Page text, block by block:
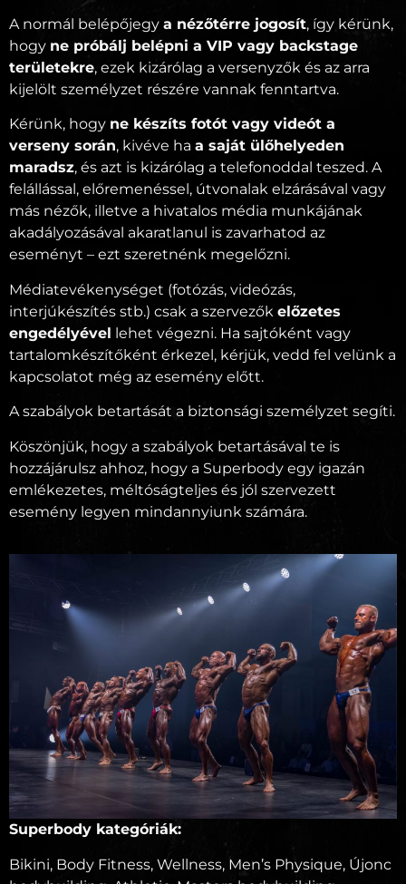
A normál belépőjegy a nézőtérre jogosít, így kérünk,
hogy ne próbálj belépni a VIP vagy backstage
területekre, ezek kizárólag a versenyzők és az arra
kijelölt személyzet részére vannak fenntartva.
Kérünk, hogy ne készíts fotót vagy videót a
verseny során, kivéve ha a saját ülőhelyeden
maradsz, és azt is kizárólag a telefonoddal teszed. A
felállással, előremenéssel, útvonalak elzárásával vagy
más nézők, illetve a hivatalos média munkájának
akadályozásával akaratlanul is zavarhatod az
eseményt – ezt szeretnénk megelőzni.
Médiatevékenységet (fotózás, videózás,
interjúkészítés stb.) csak a szervezők előzetes
engedélyével lehet végezni. Ha sajtóként vagy
tartalomkészítőként érkezel, kérjük, vedd fel velünk a
kapcsolatot még az esemény előtt.
A szabályok betartását a biztonsági személyzet segíti.
Köszönjük, hogy a szabályok betartásával te is
hozzájárulsz ahhoz, hogy a Superbody egy igazán
emlékezetes, méltóságteljes és jól szervezett
esemény legyen mindannyiunk számára.
Superbody kategóriák:
Bikini, Body Fitness, Wellness, Men’s Physique, Újonc